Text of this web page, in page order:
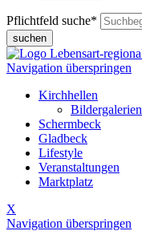
Pflichtfeld suche*
suchen
Navigation überspringen
Kirchhellen
Bildergalerien
Schermbeck
Gladbeck
Lifestyle
Veranstaltungen
Marktplatz
X
Navigation überspringen